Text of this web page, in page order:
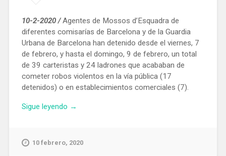
10-2-2020 /Agentes de Mossos d’Esquadra de
diferentes comisarías de Barcelona y de la Guardia
Urbana de Barcelona han detenido desde el viernes, 7
de febrero, y hasta el domingo, 9 de febrero, un total
de 39 carteristas y 24 ladrones que acababan de
cometer robos violentos en la vía pública (17
detenidos) o en establecimientos comerciales (7).
Sigue leyendo «Detenidos
39
→
10 febrero, 2020